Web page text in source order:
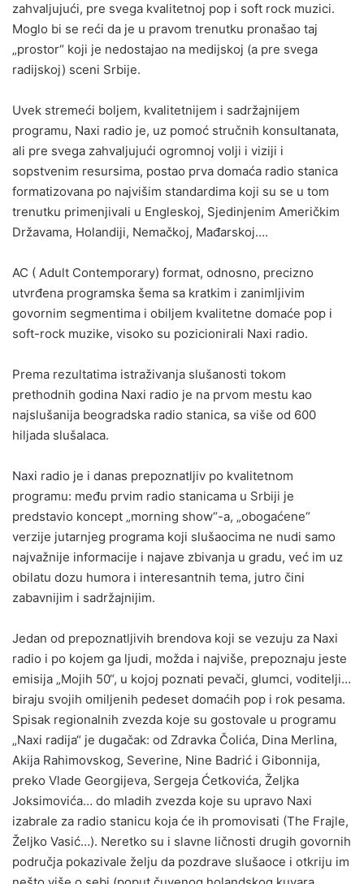
zahvaljujući, pre svega kvalitetnoj pop i soft rock muzici.
Moglo bi se reći da je u pravom trenutku pronašao taj
„prostor“ koji je nedostajao na medijskoj (a pre svega
radijskoj) sceni Srbije.
Uvek stremeći boljem, kvalitetnijem i sadržajnijem
programu, Naxi radio je, uz pomoć stručnih konsultanata,
ali pre svega zahvaljujući ogromnoj volji i viziji i
sopstvenim resursima, postao prva domaća radio stanica
formatizovana po najvišim standardima koji su se u tom
trenutku primenjivali u Engleskoj, Sjedinjenim Američkim
Državama, Holandiji, Nemačkoj, Mađarskoj….
AC ( Adult Contemporary) format, odnosno, precizno
utvrđena programska šema sa kratkim i zanimljivim
govornim segmentima i obiljem kvalitetne domaće pop i
soft-rock muzike, visoko su pozicionirali Naxi radio.
Prema rezultatima istraživanja slušanosti tokom
prethodnih godina Naxi radio je na prvom mestu kao
najslušanija beogradska radio stanica, sa više od 600
hiljada slušalaca.
Naxi radio je i danas prepoznatljiv po kvalitetnom
programu: među prvim radio stanicama u Srbiji je
predstavio koncept „morning show“-a, „obogaćene“
verzije jutarnjeg programa koji slušaocima ne nudi samo
najvažnije informacije i najave zbivanja u gradu, već im uz
obilatu dozu humora i interesantnih tema, jutro čini
zabavnijim i sadržajnijim.
Jedan od prepoznatljivih brendova koji se vezuju za Naxi
radio i po kojem ga ljudi, možda i najviše, prepoznaju jeste
emisija „Mojih 50“, u kojoj poznati pevači, glumci, voditelji…
biraju svojih omiljenih pedeset domaćih pop i rok pesama.
Spisak regionalnih zvezda koje su gostovale u programu
„Naxi radija“ je dugačak: od Zdravka Čolića, Dina Merlina,
Akija Rahimovskog, Severine, Nine Badrić i Gibonnija,
preko Vlade Georgijeva, Sergeja Ćetkovića, Željka
Joksimovića… do mladih zvezda koje su upravo Naxi
izabrale za radio stanicu koja će ih promovisati (The Frajle,
Željko Vasić…). Neretko su i slavne ličnosti drugih govornih
područja pokazivale želju da pozdrave slušaoce i otkriju im